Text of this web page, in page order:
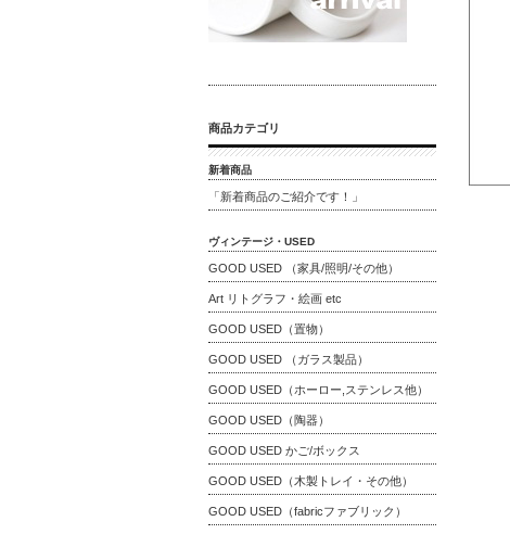
商品カテゴリ
新着商品
「新着商品のご紹介です！」
ヴィンテージ・USED
GOOD USED （家具/照明/その他）
Art リトグラフ・絵画 etc
GOOD USED（置物）
GOOD USED （ガラス製品）
GOOD USED（ホーロー,ステンレス他）
GOOD USED（陶器）
GOOD USED かご/ボックス
GOOD USED（木製トレイ・その他）
GOOD USED（fabricファブリック）